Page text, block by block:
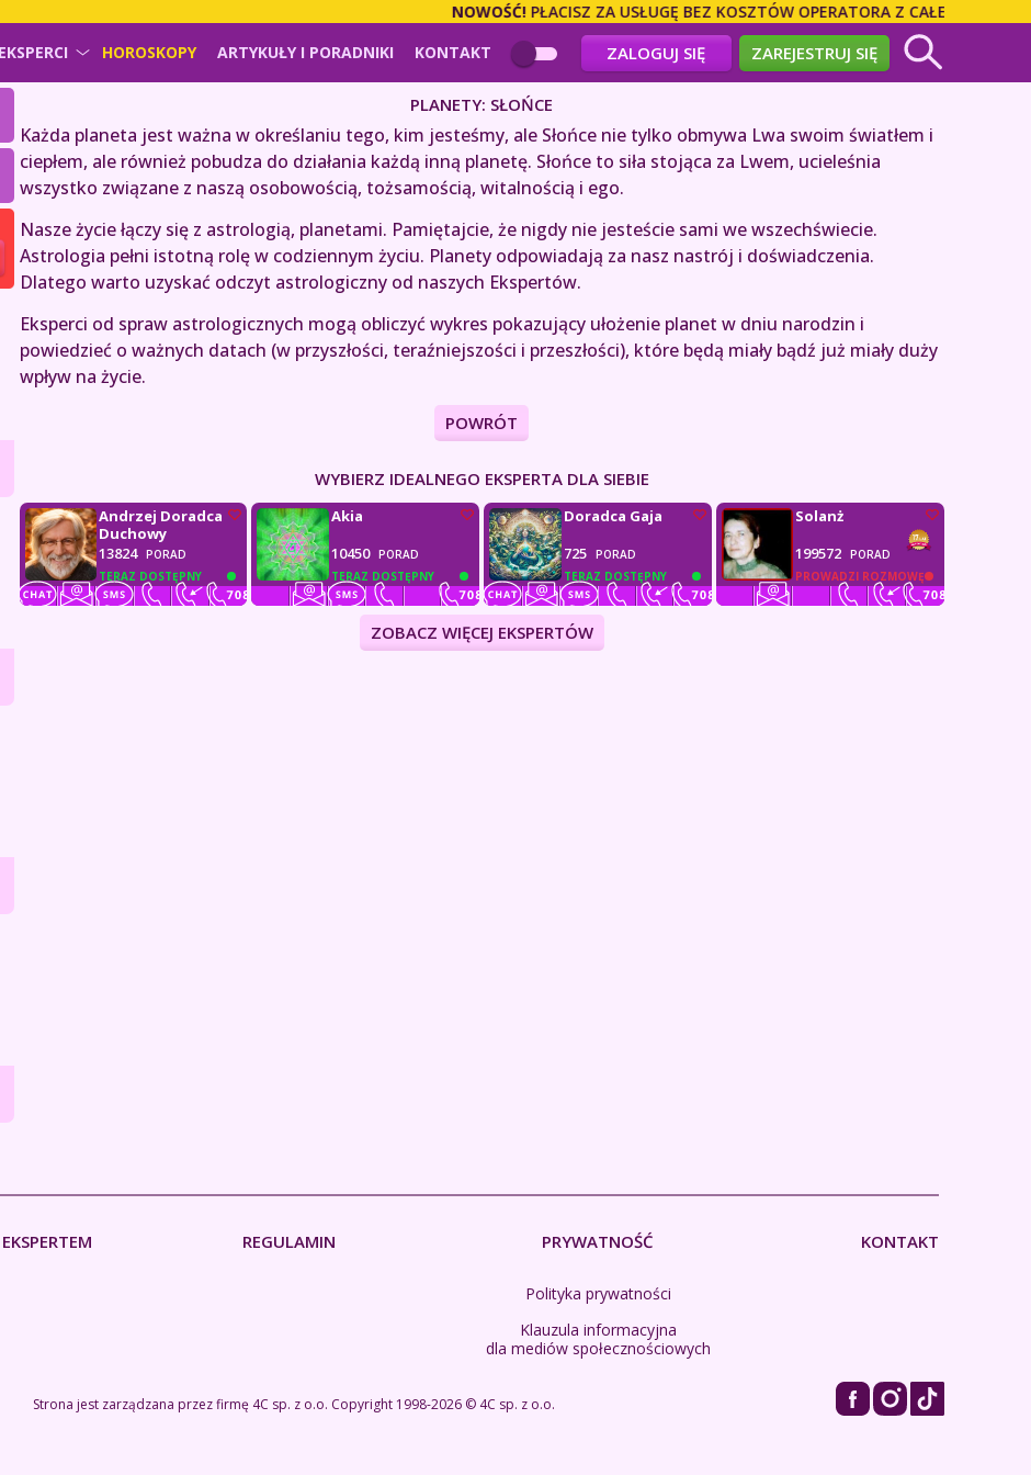
NOWOŚĆ!PŁACISZ ZA USŁUGĘ BEZ KOSZTÓW OPERATORA Z CAŁEGO ŚWIATA!
EKSPERCI HOROSKOPY ARTYKUŁY I PORADNIKI KONTAKT ZALOGUJ SIĘ ZAREJESTRUJ SIĘ
PLANETY: SŁOŃCE
Każda planeta jest ważna w określaniu tego, kim jesteśmy, ale Słońce nie tylko obmywa Lwa swoim światłem i
ciepłem, ale również pobudza do działania każdą inną planetę. Słońce to siła stojąca za Lwem, ucieleśnia
wszystko związane z naszą osobowością, tożsamością, witalnością i ego.
Nasze życie łączy się z astrologią, planetami. Pamiętajcie, że nigdy nie jesteście sami we wszechświecie.
Astrologia pełni istotną rolę w codziennym życiu. Planety odpowiadają za nasz nastrój i doświadczenia.
Dlatego warto uzyskać odczyt astrologiczny od naszych Ekspertów.
Eksperci od spraw astrologicznych mogą obliczyć wykres pokazujący ułożenie planet w dniu narodzin i
powiedzieć o ważnych datach (w przyszłości, teraźniejszości i przeszłości), które będą miały bądź już miały duży
wpływ na życie.
POWRÓT
WYBIERZ IDEALNEGO EKSPERTA DLA SIEBIE
TERAZ DOSTĘPNY
Andrzej Doradca
Duchowy
13824 PORAD
TERAZ DOSTĘPNY
Akia
10450 PORAD
TERAZ DOSTĘPNY
Doradca Gaja
725 PORAD
PROWADZI ROZMOWĘ
Solanż
199572 PORAD
ZOBACZ WIĘCEJ EKSPERTÓW
REGULAMIN PRYWATNOŚĆ
Polityka prywatności
Klauzula informacyjna
dla mediów społecznościowych
KONTAKT
Strona jest zarządzana przez firmę 4C sp. z o.o. Copyright 1998-2026 © 4C sp. z o.o.